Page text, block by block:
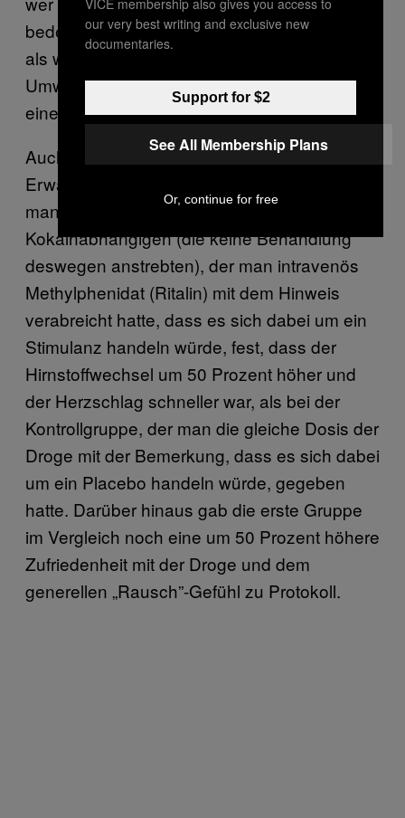
bedenken und bringt damit das Geschlecht
als weiteren Faktor mit ein. Biologie, Kultur,
Umwelt und Psychologie spielen also alle
eine Rolle.
Auch aufputschende Highs werden von
Erwartungen verändert.
man bei einer Versuchsgruppe mit
Kokainabhängigen (die keine Behandlung
deswegen anstrebten), der man intravenös
Methylphenidat (Ritalin) mit dem Hinweis
verabreicht hatte, dass es sich dabei um ein
Stimulanz handeln würde, fest, dass der
Hirnstoffwechsel um 50 Prozent höher und
der Herzschlag schneller war, als bei der
Kontrollgruppe, der man die gleiche Dosis der
Droge mit der Bemerkung, dass es sich dabei
um ein Placebo handeln würde, gegeben
hatte. Darüber hinaus gab die erste Gruppe
im Vergleich noch eine um 50 Prozent höhere
Zufriedenheit mit der Droge und dem
generellen „Rausch”-Gefühl zu Protokoll.
our very best writing and exclusive new
documentaries.
Support for $2
See All Membership Plans
Or, continue for free